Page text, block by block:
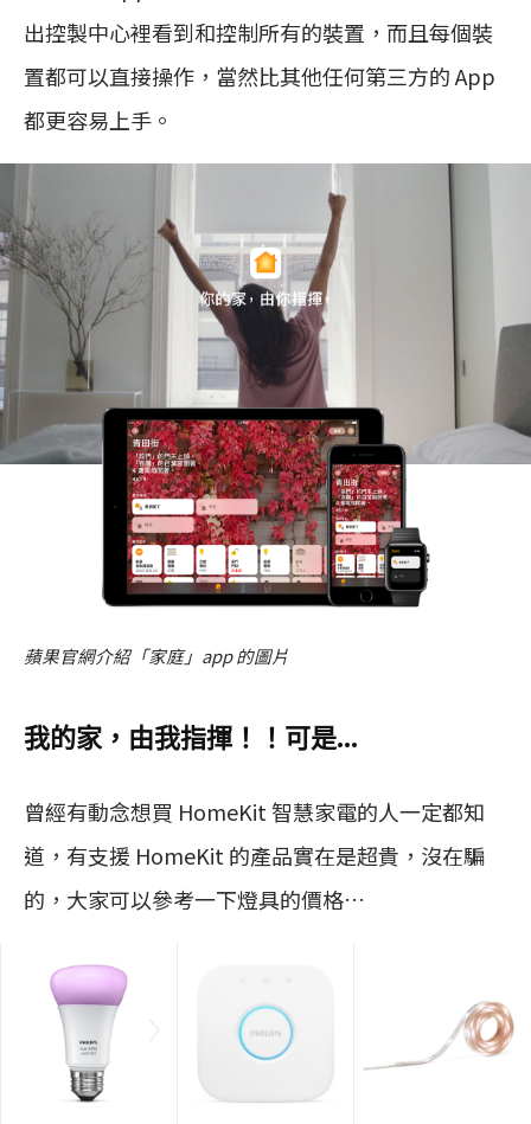
出控製中心裡看到和控制所有的裝置，而且每個裝
置都可以直接操作，當然比其他任何第三方的 App
都更容易上手。
蘋果官網介紹「家庭」app 的圖片
我的家，由我指揮！！可是…
曾經有動念想買 HomeKit 智慧家電的人一定都知
道，有支援 HomeKit 的產品實在是超貴，沒在騙
的，大家可以參考一下燈具的價格…